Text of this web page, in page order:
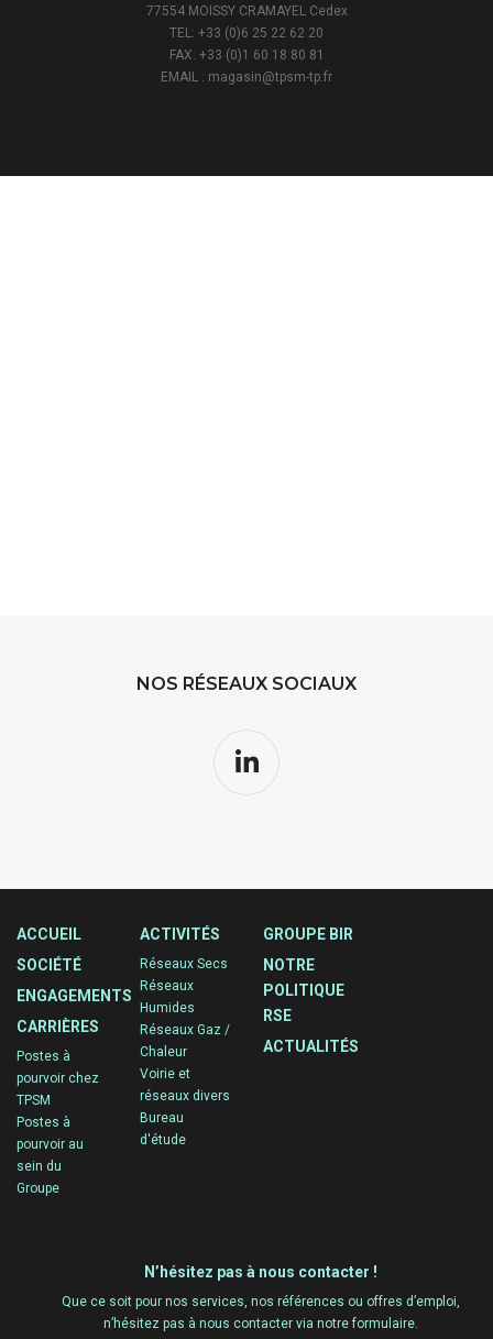
77554 MOISSY CRAMAYEL Cedex
TEL: +33 (0)6 25 22 62 20
FAX: +33 (0)1 60 18 80 81
EMAIL : magasin@tpsm-tp.fr
NOS RÉSEAUX SOCIAUX
ACCUEIL
SOCIÉTÉ
ENGAGEMENTS
CARRIÈRES
Postes à
pourvoir chez
TPSM
Postes à
pourvoir au
sein du
Groupe
ACTIVITÉS
Réseaux Secs
Réseaux
Humides
Réseaux Gaz /
Chaleur
Voirie et
réseaux divers
Bureau
d'étude
GROUPE BIR
NOTRE
POLITIQUE
RSE
ACTUALITÉS
N’hésitez pas à nous contacter !
Que ce soit pour nos services, nos références ou offres d’emploi,
n’hésitez pas à nous contacter via notre formulaire.